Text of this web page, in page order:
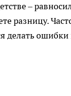
–
разницу.
делать